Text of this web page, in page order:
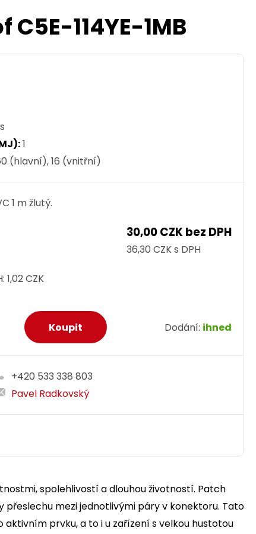
114YE-1MB
1
(hlavní), 16 (vnitřní)
1 m žlutý.
30,00 CZK bez DPH
36,30 CZK s DPH
1,02 CZK
Dodání: ihned
+420 533 338 803
Pavel Radkovský
spolehlivostí a dlouhou životností. Patch
přeslechu mezi jednotlivými páry v konektoru. Tato
prvku, a to i u zařízení s velkou hustotou